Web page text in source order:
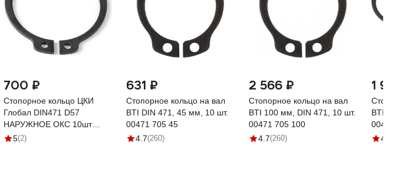
700 ₽
Стопорное кольцо ЦКИ
Глобал DIN471 D57
НАРУЖНОЕ ОКС 10шт
60898
5(2)
631 ₽
Стопорное кольцо на вал
BTI DIN 471, 45 мм, 10 шт.
00471 705 45
4.7(260)
2 566 ₽
Стопорное кольцо на вал
BTI 100 мм, DIN 471, 10 шт.
00471 705 100
4.7(260)
1
BTI
00471
4.7